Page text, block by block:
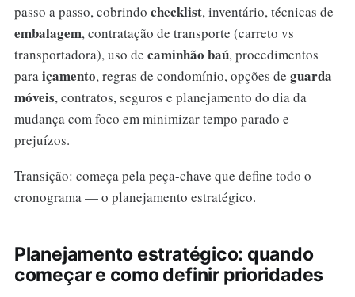
passo a passo, cobrindo checklist, inventário, técnicas de
embalagem, contratação de transporte (carreto vs
transportadora), uso de caminhão baú, procedimentos
paraiçamento, regras de condomínio, opções de guarda
móveis, contratos, seguros e planejamento do dia da
mudança com foco em minimizar tempo parado e
prejuízos.
Transição: começa pela peça-chave que define todo o
cronograma — o planejamento estratégico.
Planejamento estratégico: quando
começar e como definir prioridades